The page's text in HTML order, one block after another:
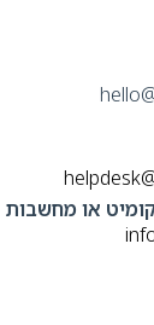
או מחשבות